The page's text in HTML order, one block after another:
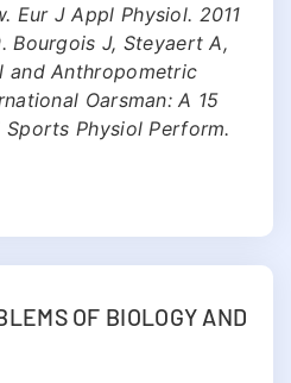
Eur J Appl Physiol. 2011
Bourgois J, Steyaert A,
and Anthropometric
Oarsman: А 15
Sports Physiol Perform.
OF BIOLOGY AND